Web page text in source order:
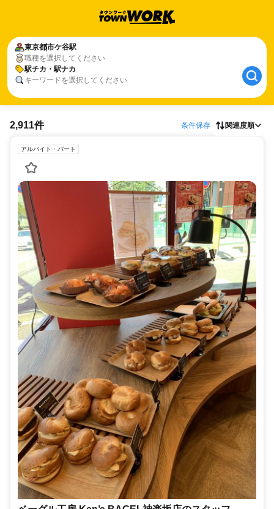
東京都市ケ谷駅
職種を選択してください
駅チカ・駅ナカ
キーワードを選択してください
2,911件 条件保存 関連度順
アルバイト・パート